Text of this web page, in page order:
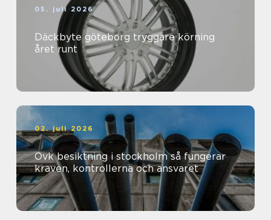
05. juli 2026
Däckbyte göteborg tryggare körning
året runt
02. juli 2026
Ovk besiktning i stockholm så fungerar
kraven, kontrollerna och ansvaret